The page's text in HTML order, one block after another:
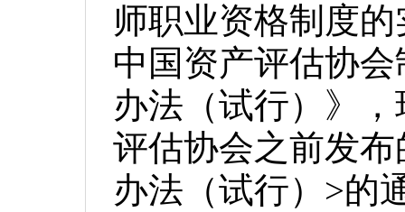
师职业资格制度
中国资产评估协
办法（试行）》
评估协会之前发
办法（试行）>的